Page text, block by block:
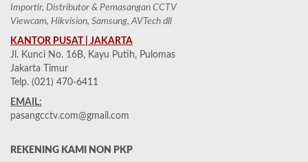
Importir, Distributor & Pemasangan CCTV
Viewcam, Hikvision, Samsung, AVTech dll
KANTOR PUSAT | JAKARTA
Jl. Kunci No. 16B, Kayu Putih, Pulomas
Jakarta Timur
Telp. (021) 470-6411
EMAIL:
pasangcctv.com@gmail.com
REKENING KAMI NON PKP